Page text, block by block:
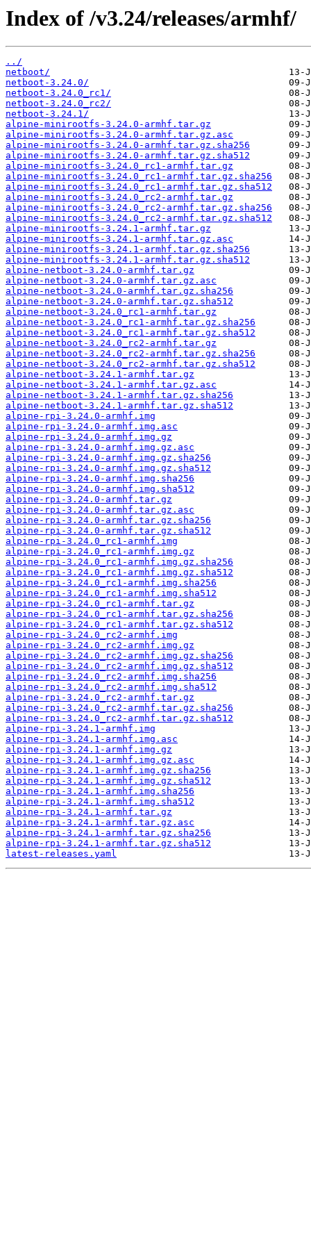
Index of /v3.24/releases/armhf/
../
netboot/
netboot-3.24.0/
netboot-3.24.0_rc1/
netboot-3.24.0_rc2/
netboot-3.24.1/
alpine-minirootfs-3.24.0-armhf.tar.gz
alpine-minirootfs-3.24.0-armhf.tar.gz.asc
alpine-minirootfs-3.24.0-armhf.tar.gz.sha256
alpine-minirootfs-3.24.0-armhf.tar.gz.sha512
alpine-minirootfs-3.24.0_rc1-armhf.tar.gz
alpine-minirootfs-3.24.0_rc1-armhf.tar.gz.sha256
alpine-minirootfs-3.24.0_rc1-armhf.tar.gz.sha512
alpine-minirootfs-3.24.0_rc2-armhf.tar.gz
alpine-minirootfs-3.24.0_rc2-armhf.tar.gz.sha256
alpine-minirootfs-3.24.0_rc2-armhf.tar.gz.sha512
alpine-minirootfs-3.24.1-armhf.tar.gz
alpine-minirootfs-3.24.1-armhf.tar.gz.asc
alpine-minirootfs-3.24.1-armhf.tar.gz.sha256
alpine-minirootfs-3.24.1-armhf.tar.gz.sha512
alpine-netboot-3.24.0-armhf.tar.gz
alpine-netboot-3.24.0-armhf.tar.gz.asc
alpine-netboot-3.24.0-armhf.tar.gz.sha256
alpine-netboot-3.24.0-armhf.tar.gz.sha512
alpine-netboot-3.24.0_rc1-armhf.tar.gz
alpine-netboot-3.24.0_rc1-armhf.tar.gz.sha256
alpine-netboot-3.24.0_rc1-armhf.tar.gz.sha512
alpine-netboot-3.24.0_rc2-armhf.tar.gz
alpine-netboot-3.24.0_rc2-armhf.tar.gz.sha256
alpine-netboot-3.24.0_rc2-armhf.tar.gz.sha512
alpine-netboot-3.24.1-armhf.tar.gz
alpine-netboot-3.24.1-armhf.tar.gz.asc
alpine-netboot-3.24.1-armhf.tar.gz.sha256
alpine-netboot-3.24.1-armhf.tar.gz.sha512
alpine-rpi-3.24.0-armhf.img
alpine-rpi-3.24.0-armhf.img.asc
alpine-rpi-3.24.0-armhf.img.gz
alpine-rpi-3.24.0-armhf.img.gz.asc
alpine-rpi-3.24.0-armhf.img.gz.sha256
alpine-rpi-3.24.0-armhf.img.gz.sha512
alpine-rpi-3.24.0-armhf.img.sha256
alpine-rpi-3.24.0-armhf.img.sha512
alpine-rpi-3.24.0-armhf.tar.gz
alpine-rpi-3.24.0-armhf.tar.gz.asc
alpine-rpi-3.24.0-armhf.tar.gz.sha256
alpine-rpi-3.24.0-armhf.tar.gz.sha512
alpine-rpi-3.24.0_rc1-armhf.img
alpine-rpi-3.24.0_rc1-armhf.img.gz
alpine-rpi-3.24.0_rc1-armhf.img.gz.sha256
alpine-rpi-3.24.0_rc1-armhf.img.gz.sha512
alpine-rpi-3.24.0_rc1-armhf.img.sha256
alpine-rpi-3.24.0_rc1-armhf.img.sha512
alpine-rpi-3.24.0_rc1-armhf.tar.gz
alpine-rpi-3.24.0_rc1-armhf.tar.gz.sha256
alpine-rpi-3.24.0_rc1-armhf.tar.gz.sha512
alpine-rpi-3.24.0_rc2-armhf.img
alpine-rpi-3.24.0_rc2-armhf.img.gz
alpine-rpi-3.24.0_rc2-armhf.img.gz.sha256
alpine-rpi-3.24.0_rc2-armhf.img.gz.sha512
alpine-rpi-3.24.0_rc2-armhf.img.sha256
alpine-rpi-3.24.0_rc2-armhf.img.sha512
alpine-rpi-3.24.0_rc2-armhf.tar.gz
alpine-rpi-3.24.0_rc2-armhf.tar.gz.sha256
alpine-rpi-3.24.0_rc2-armhf.tar.gz.sha512
alpine-rpi-3.24.1-armhf.img
alpine-rpi-3.24.1-armhf.img.asc
alpine-rpi-3.24.1-armhf.img.gz
alpine-rpi-3.24.1-armhf.img.gz.asc
alpine-rpi-3.24.1-armhf.img.gz.sha256
alpine-rpi-3.24.1-armhf.img.gz.sha512
alpine-rpi-3.24.1-armhf.img.sha256
alpine-rpi-3.24.1-armhf.img.sha512
alpine-rpi-3.24.1-armhf.tar.gz
alpine-rpi-3.24.1-armhf.tar.gz.asc
alpine-rpi-3.24.1-armhf.tar.gz.sha256
alpine-rpi-3.24.1-armhf.tar.gz.sha512
latest-releases.yaml